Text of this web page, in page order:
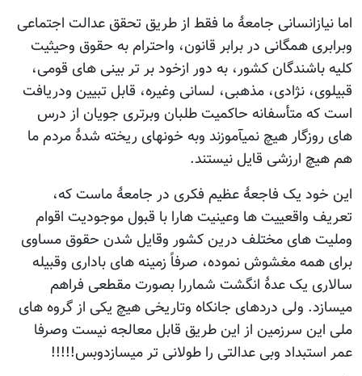
اما نیازانسانی جامعۀ ما فقط از طریق تحقق عدالت اجتماعی
وبرابری همگانی در برابر قانون، واحترام به حقوق وحیثیت
کلیه باشندگان کشور، به دور ازخود بر تر بینی های قومی،
قبیلوی، نژادی، مذهبی، لسانی وغیره، قابل تبیین ودریافت
است که متأسفانه حاکمیت طلبان وبرتری جویان از درس
های روزگار هیچ نمیآموزند وبه خونهای ریخته شدۀ مردم ما
هم هیچ ارزشی قایل نیستند.
این خود یک فاجعۀ عظیم فکری در جامعۀ ماست که،
تعریف واقعییت ها وعینیت هارا با قبول موجودیت اقوام
وملیت های مختلف درین کشور وقایل شدن حقوق مساوی
برای همه مغشوش نموده، صرفاً زمینه های باداری وقبیله
سالاری یک عدۀ انگشت شماررا بصورت مقطعی فراهم
میسازد. ولی دردهای جانکاه وتاریخی هیچ یکی از گروه های
ملی این سرزمین از این طریق قابل معالجه نیست وصرفا
عمر استبداد وبی عدالتی را طولانی تر میسازدوبس!!!!!